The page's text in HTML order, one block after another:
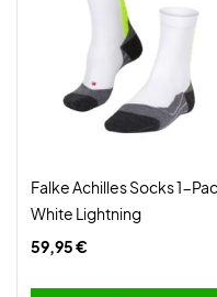
Falke Achilles Socks 1-
White Lightning
59,95 €